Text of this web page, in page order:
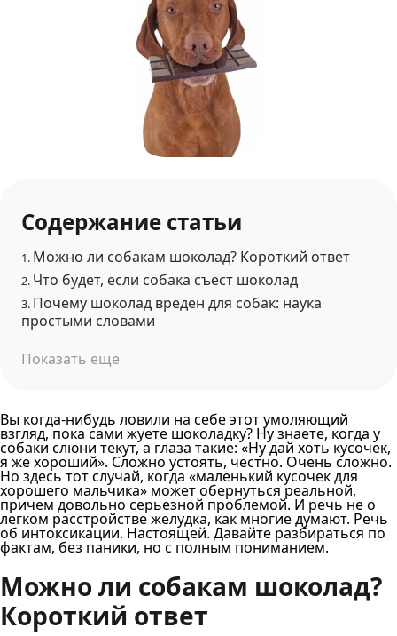
Содержание статьи
1. Можно ли собакам шоколад? Короткий ответ
2. Что будет, если собака съест шоколад
3. Почему шоколад вреден для собак: наука
простыми словами
Показать ещё
Вы когда-нибудь ловили на себе этот умоляющий
взгляд, пока сами жуете шоколадку? Ну знаете, когда у
собаки слюни текут, а глаза такие: «Ну дай хоть кусочек,
я же хороший». Сложно устоять, честно. Очень сложно.
Но здесь тот случай, когда «маленький кусочек для
хорошего мальчика» может обернуться реальной,
причем довольно серьезной проблемой. И речь не о
легком расстройстве желудка, как многие думают. Речь
об интоксикации. Настоящей. Давайте разбираться по
фактам, без паники, но с полным пониманием.
Можно ли собакам шоколад?
Короткий ответ